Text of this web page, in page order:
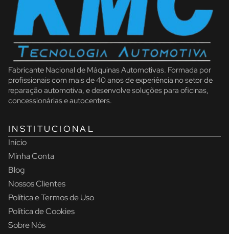
Fabricante Nacional de Máquinas Automotivas. Formada por
profissionais com mais de 40 anos de experiência no setor de
reparação automotiva, e desenvolve soluções para oficinas,
concessionárias e autocenters.
INSTITUCIONAL
Início
Minha Conta
Blog
Nossos Clientes
Política e Termos de Uso
Política de Cookies
Sobre Nós